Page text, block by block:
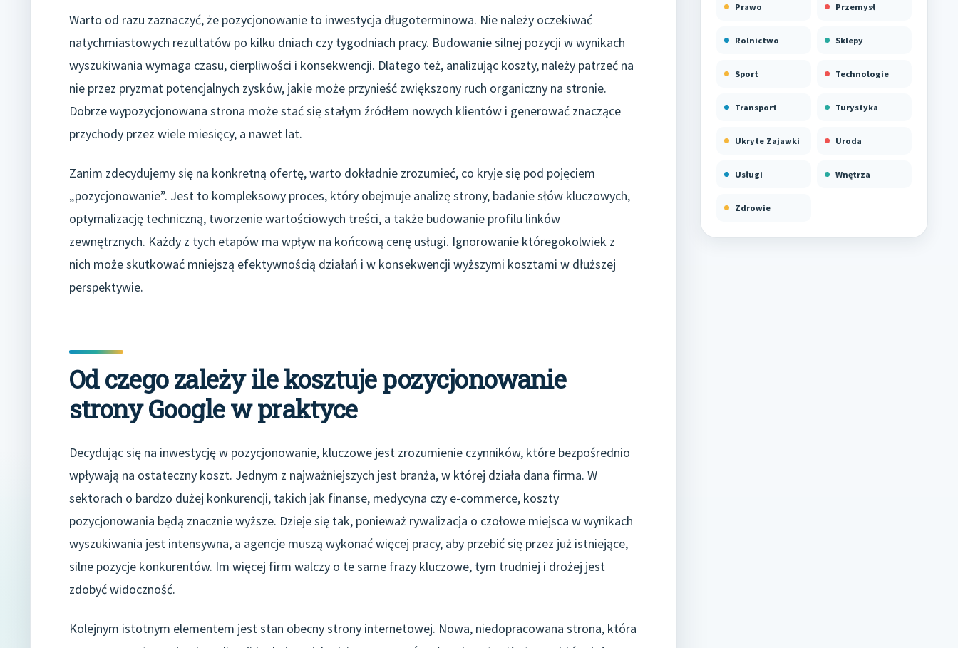
Warto od razu zaznaczyć, że pozycjonowanie to inwestycja długoterminowa. Nie należy oczekiwać
natychmiastowych rezultatów po kilku dniach czy tygodniach pracy. Budowanie silnej pozycji w wynikach
wyszukiwania wymaga czasu, cierpliwości i konsekwencji. Dlatego też, analizując koszty, należy patrzeć na
nie przez pryzmat potencjalnych zysków, jakie może przynieść zwiększony ruch organiczny na stronie.
Dobrze wypozycjonowana strona może stać się stałym źródłem nowych klientów i generować znaczące
przychody przez wiele miesięcy, a nawet lat.
Zanim zdecydujemy się na konkretną ofertę, warto dokładnie zrozumieć, co kryje się pod pojęciem
„pozycjonowanie”. Jest to kompleksowy proces, który obejmuje analizę strony, badanie słów kluczowych,
optymalizację techniczną, tworzenie wartościowych treści, a także budowanie profilu linków
zewnętrznych. Każdy z tych etapów ma wpływ na końcową cenę usługi. Ignorowanie któregokolwiek z
nich może skutkować mniejszą efektywnością działań i w konsekwencji wyższymi kosztami w dłuższej
perspektywie.
Od czego zależy ile kosztuje pozycjonowanie
strony Google w praktyce
Decydując się na inwestycję w pozycjonowanie, kluczowe jest zrozumienie czynników, które bezpośrednio
wpływają na ostateczny koszt. Jednym z najważniejszych jest branża, w której działa dana firma. W
sektorach o bardzo dużej konkurencji, takich jak finanse, medycyna czy e-commerce, koszty
pozycjonowania będą znacznie wyższe. Dzieje się tak, ponieważ rywalizacja o czołowe miejsca w wynikach
wyszukiwania jest intensywna, a agencje muszą wykonać więcej pracy, aby przebić się przez już istniejące,
silne pozycje konkurentów. Im więcej firm walczy o te same frazy kluczowe, tym trudniej i drożej jest
zdobyć widoczność.
Kolejnym istotnym elementem jest stan obecny strony internetowej. Nowa, niedopracowana strona, która
Prawo Przemysł
Rolnictwo Sklepy
Sport Technologie
Transport Turystyka
Ukryte Zajawki Uroda
Usługi Wnętrza
Zdrowie